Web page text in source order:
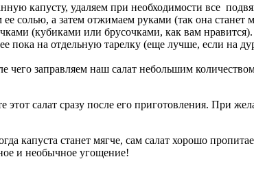
капусту, удаляем при необходимости все
солью, а затем отжимаем руками (так она станет
(кубиками или брусочками, как вам
пока на отдельную тарелку (еще лучше, если на
заправляем наш салат небольшим
салат сразу после его приготовления. При
капуста станет мягче, сам салат хорошо
и необычное угощение!